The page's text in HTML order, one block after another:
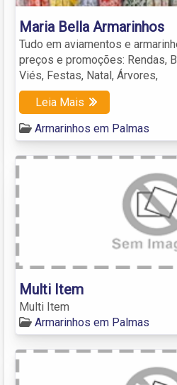
Maria Bella Armarinhos
Tudo em aviamentos e
preços e promoções: Rendas,
Viés, Festas, Natal, Árvores,
Leia Mais
Armarinhos em Palmas
Multi Item
Multi Item
Armarinhos em Palmas